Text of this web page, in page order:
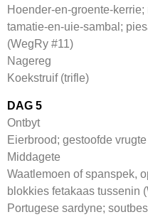
Hoender-en-groente-
tamatie-en-uie-sambal;
(WegRy #11)
Nagereg
Koekstruif (trifle)
DAG 5
Ontbyt
Eierbrood; gestoofde
Middagete
Waatlemoen of spanspek,
blokkies fetakaas tussenin
Portugese sardyne;